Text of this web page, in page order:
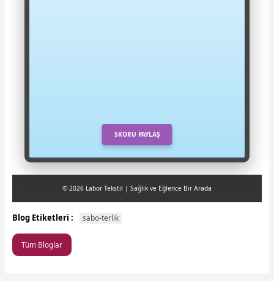
SKORU PAYLAŞ
© 2026 Labor Tekstil | Sağlık ve Eğlence Bir Arada
Blog Etiketleri : sabo-terlik
Tüm Bloglar